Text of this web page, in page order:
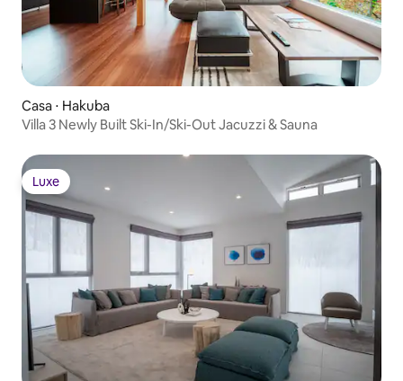
Casa ⋅ Hakuba
Villa 3 Newly Built Ski-In/Ski-Out Jacuzzi & Sauna
Luxe
Luxe